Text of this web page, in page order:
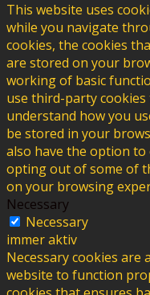
This website uses
while you navigate
cookies, the cookies
are stored on your
working of basic
use third-party
understand how you
be stored in your
also have the option
opting out of some of
on your browsing
Necessary
Necessary
immer aktiv
Necessary cookies
website to function